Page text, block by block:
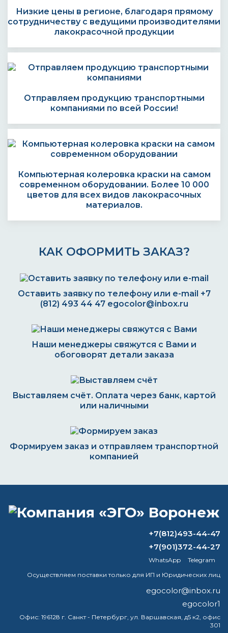
Низкие цены в регионе, благодаря прямому
сотрудничеству с ведущими производителями
лакокрасочной продукции
Отправляем продукцию транспортными
компаниями по всей России!
Компьютерная колеровка краски на самом
современном оборудовании. Более 10 000
цветов для всех видов лакокрасочных
материалов.
КАК ОФОРМИТЬ ЗАКАЗ?
Оставить заявку по телефону или e-mail +7
(812) 493 44 47 egocolor@inbox.ru
Наши менеджеры свяжутся с Вами и
обоговорят детали заказа
Выставляем счёт. Оплата через банк, картой
или наличными
Формируем заказ и отправляем транспортной
компанией
ВОПРОС-ОТВЕТ
В чём разница между 646 и 647
Антикоррозийная краска по металлу
В чем разница между растворителем
и разбавителем?
+7(812)493-44-47
+7(901)372-44-27
WhatsApp
Telegram
Осуществляем поставки только для ИП и Юридических лиц
egocolor@inbox.ru
egocolor1
Офис: 196128 г. Санкт - Петербург, ул. Варшавская, д5 к2, офис
301